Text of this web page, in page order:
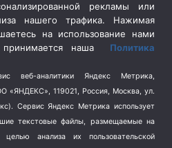
(404)
рекламы или
нашего трафика. Нажимая
на использование нами
наша Политика
веб-аналитики Яндекс Метрика,
«ЯНДЕКС», 119021, Россия, Москва, ул.
Сервис Яндекс Метрика использует
текстовые файлы, размещаемые на
анализа их пользовательской